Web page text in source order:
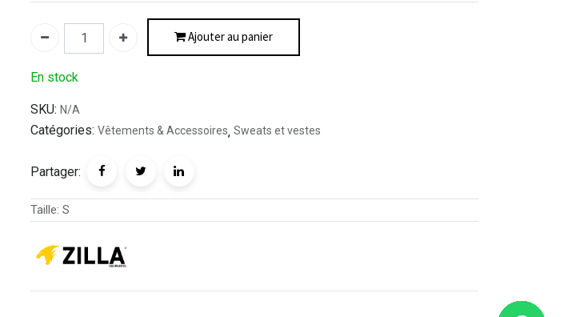
Ajouter au panier
En stock
SKU: N/A
Catégories: Vêtements & Accessoires, Sweats et vestes
Partager:
Taille: S